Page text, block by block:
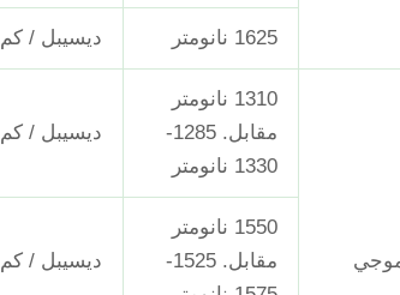
1625 نانومتر ديسيبل / كم
1310 نانومتر
مقابل. 1285-
1330 نانومتر
ديسيبل / كم
1550 نانومتر
مقابل. 1525-
ديسيبل / كم